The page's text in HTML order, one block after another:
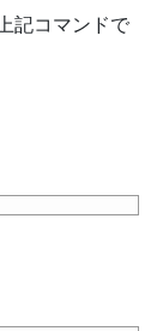
記コマンドで